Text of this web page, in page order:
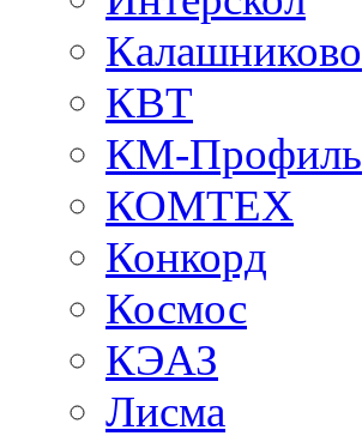
Калашниково
КВТ
КМ-Профиль
КОМТЕХ
Конкорд
Космос
КЭАЗ
Лисма